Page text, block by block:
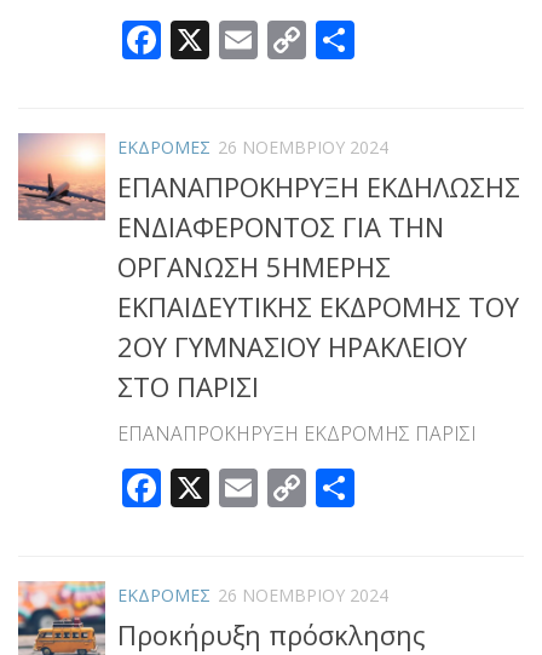
Facebook
X Email
Copy
ΕΚΔΡΟΜΕΣ 26 ΝΟΕΜΒΡΊΟΥ 2024
ΕΠΑΝΑΠΡΟΚΗΡΥΞΗ ΕΚΔΗΛΩΣΗΣ
ΕΝΔΙΑΦΕΡΟΝΤΟΣ ΓΙΑ ΤΗΝ
ΟΡΓΑΝΩΣΗ 5ΗΜΕΡΗΣ
ΕΚΠΑΙΔΕΥΤΙΚΗΣ ΕΚΔΡΟΜΗΣ ΤΟΥ
2ΟΥ ΓΥΜΝΑΣΙΟΥ ΗΡΑΚΛΕΙΟΥ
ΣΤΟ ΠΑΡΙΣΙ
ΕΠΑΝΑΠΡΟΚΗΡΥΞΗ ΕΚΔΡΟΜΗΣ ΠΑΡΙΣΙ
Facebook
X Email
Copy
ΕΚΔΡΟΜΕΣ 26 ΝΟΕΜΒΡΊΟΥ 2024
Προκήρυξη πρόσκλησης